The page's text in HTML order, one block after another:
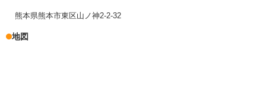
熊本県熊本市東区山ノ神2-2-32
地図